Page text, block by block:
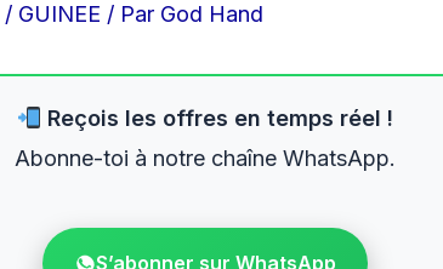
/ GUINEE / Par God Hand
Reçois les offres en temps réel !
Abonne-toi à notre chaîne WhatsApp.
S’abonner sur WhatsApp